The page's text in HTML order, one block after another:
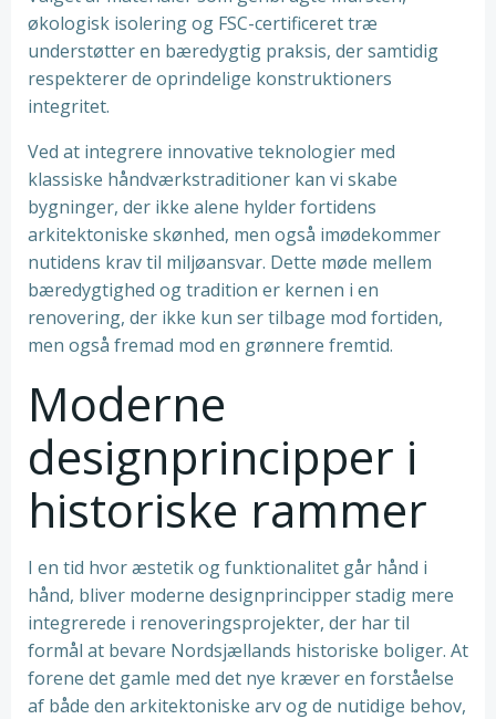
økologisk isolering og FSC-certificeret træ
understøtter en bæredygtig praksis, der samtidig
respekterer de oprindelige konstruktioners
integritet.
Ved at integrere innovative teknologier med
klassiske håndværkstraditioner kan vi skabe
bygninger, der ikke alene hylder fortidens
arkitektoniske skønhed, men også imødekommer
nutidens krav til miljøansvar. Dette møde mellem
bæredygtighed og tradition er kernen i en
renovering, der ikke kun ser tilbage mod fortiden,
men også fremad mod en grønnere fremtid.
Moderne
designprincipper i
historiske rammer
I en tid hvor æstetik og funktionalitet går hånd i
hånd, bliver moderne designprincipper stadig mere
integrerede i renoveringsprojekter, der har til
formål at bevare Nordsjællands historiske boliger. At
forene det gamle med det nye kræver en forståelse
af både den arkitektoniske arv og de nutidige behov,